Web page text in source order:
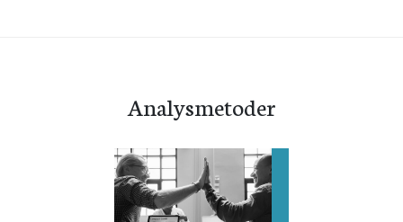
Analysmetoderfunktionalitet
uppbyggnad,
baserat på
hur hemsidan